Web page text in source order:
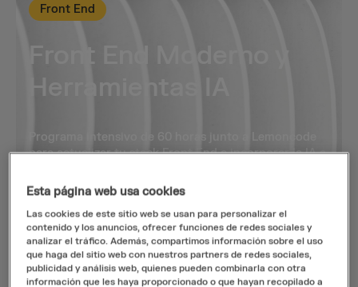
Front End
Herramientas IA
Programa intensivo de 60 horas junto a Lemoncode
para actualizar tu stack Front End e incorporar la IA a
Solicitar plaza
Septiembre, octubre y noviembre de 2026
Esta página web usa cookies
Las cookies de este sitio web se usan para personalizar el
contenido y los anuncios, ofrecer funciones de redes sociales y
analizar el tráfico. Además, compartimos información sobre el uso
que haga del sitio web con nuestros partners de redes sociales,
publicidad y análisis web, quienes pueden combinarla con otra
información que les haya proporcionado o que hayan recopilado a